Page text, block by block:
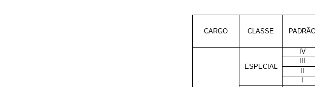
CARGO CLASSE
ESPECIAL
IV